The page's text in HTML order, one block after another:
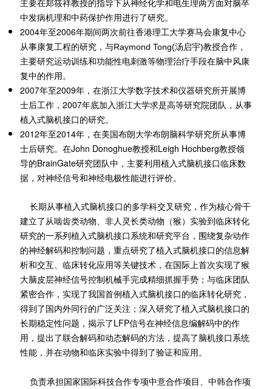
神经化学和电生理两方面对脑卒
中发病机理和中药保护作用进行了研究。
2004年至2006年期间两次前往香港理工大学赛马会康复中心
从事康复工程的研究，与Raymond Tong(汤启宇)教授合作，
主要研究运动训练和功能性电刺激等物理治疗手段在脑中风康
复中的作用。
2007年至2009年，在浙江大学数字技术和仪器研究所开展博
士后工作，2007年底加入浙江大学求是高等研究院团队，从事
植入式脑机接口的研究。
2012年至2014年，在美国布朗大学布朗脑科学研究所从事博
士后研究。在John Donoghue教授和Leigh Hochberg教授领
导的BrainGate研究团队中，主要利用植入式脑机接口临床数
据，对神经信号和神经电极性能进行评价。
长期从事植入式脑机接口的多学科交叉研究，作为核心骨干
建立了从啮齿类动物、非人灵长类动物（猴）实验到临床转化
研究的一系列植入式脑机接口系统和研究平台，围绕复杂动作
的神经解码和控制问题，重点研究了植入式脑机接口的信息解
析和交互、临床转化应用等关键技术，在国际上首次实现了猴
大脑皮层神经信号控制机械手完成精细抓握手势；与临床团队
紧密合作，实现了我国首例植入式脑机接口的临床转化研究，
得到了国内外同行的广泛关注；深入研究了植入式脑机接口的
长期稳定性问题，揭示了LFP信号在神经信息编解码中的作
用，提出了联合解码和动态解码的方法，提高了脑机接口系统
性能，并在动物和临床实验中得到了验证和应用。
负责承担国家国际科技合作专项中意合作项目、中韩合作项